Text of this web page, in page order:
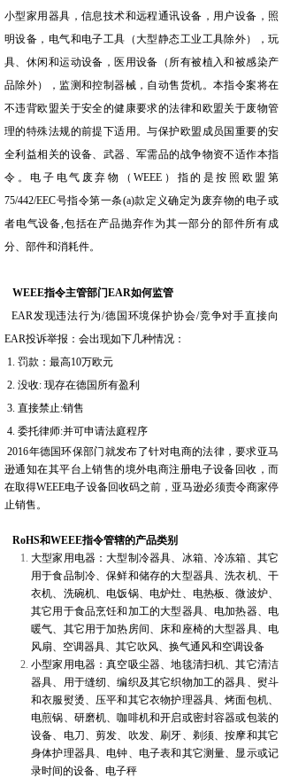
小型家用器具，信息技术和远程通讯设备，用户设备，照
明设备，电气和电子工具（大型静态工业工具除外），玩
具、休闲和运动设备，医用设备（所有被植入和被感染产
品除外），监测和控制器械，自动售货机。本指令案将在
不违背欧盟关于安全的健康要求的法律和欧盟关于废物管
理的特殊法规的前提下适用。与保护欧盟成员国重要的安
全利益相关的设备、武器、军需品的战争物资不适作本指
令。电子电气废弃物（WEEE）指的是按照欧盟第
75/442/EEC号指令第一条(a)款定义确定为废弃物的电子或
者电气设备,包括在产品抛弃作为其一部分的部件所有成
分、部件和消耗件。
WEEE指令主管部门EAR如何监管
EAR发现违法行为/德国环境保护协会/竞争对手直接向
EAR投诉举报：会出现如下几种情况：
1. 罚款：最高10万欧元
2. 没收: 现存在德国所有盈利
3. 直接禁止:销售
4. 委托律师:并可申请法庭程序
2016年德国环保部门就发布了针对电商的法律，要求亚马
逊通知在其平台上销售的境外电商注册电子设备回收，而
在取得WEEE电子设备回收码之前，亚马逊必须责令商家停
止销售。
RoHS和WEEE指令管辖的产品类别
大型家用电器：大型制冷器具、冰箱、冷冻箱、其它
用于食品制冷、保鲜和储存的大型器具、洗衣机、干
衣机、洗碗机、电饭锅、电炉灶、电热板、微波炉、
其它用于食品烹饪和加工的大型器具、电加热器、电
暖气、其它用于加热房间、床和座椅的大型器具、电
风扇、空调器具、其它吹风、换气通风和空调设备
小型家用电器：真空吸尘器、地毯清扫机、其它清洁
器具、用于缝纫、编织及其它织物加工的器具、熨斗
和衣服熨烫、压平和其它衣物护理器具、烤面包机、
电煎锅、研磨机、咖啡机和开启或密封容器或包装的
设备、电刀、剪发、吹发、刷牙、剃须、按摩和其它
身体护理器具、电钟、电子表和其它测量、显示或记
录时间的设备、电子秤